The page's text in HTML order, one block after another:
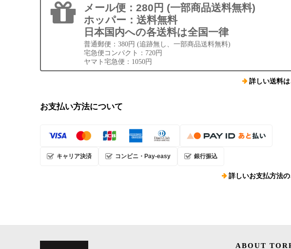
メール便：280円 (一部商品送料無料)
ホッパー：送料無料
日本国内への各送料は全国一律
普通郵便：380円 (追跡無し、一部商品送料無料)
宅急便コンパクト：720円
ヤマト宅急便：1050円
詳しい送料
お支払い方法について
キャリア決済 コンビニ・Pay-easy 銀行振込
詳しいお支払方法
ABOUT